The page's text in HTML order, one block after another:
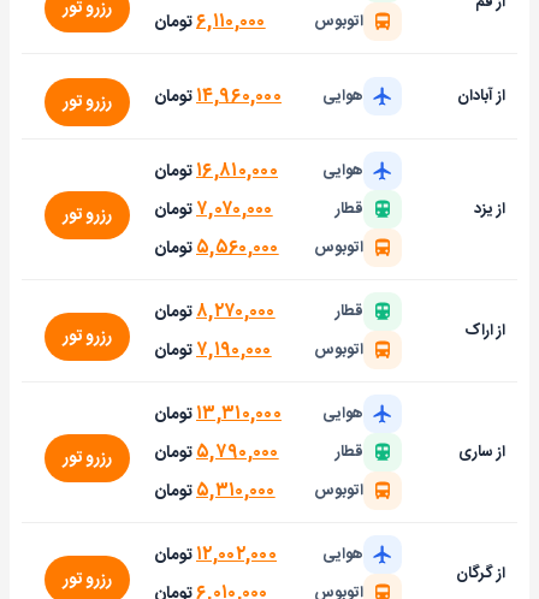
اتوبوس ۶,۱۱۰,۰۰۰تومان رزرو تور
از آبادان هوایی ۱۴,۹۶۰,۰۰۰تومان رزرو تور
از یزد
هوایی ۱۶,۸۱۰,۰۰۰تومان
قطار ۷,۰۷۰,۰۰۰تومان
اتوبوس ۵,۵۶۰,۰۰۰تومان
رزرو تور
از اراک
قطار ۸,۲۷۰,۰۰۰تومان
اتوبوس ۷,۱۹۰,۰۰۰تومان رزرو تور
از ساری
هوایی ۱۳,۳۱۰,۰۰۰تومان
قطار ۵,۷۹۰,۰۰۰تومان
اتوبوس ۵,۳۱۰,۰۰۰تومان
رزرو تور
از گرگان
هوایی ۱۲,۰۰۲,۰۰۰تومان
اتوبوس رزرو تور